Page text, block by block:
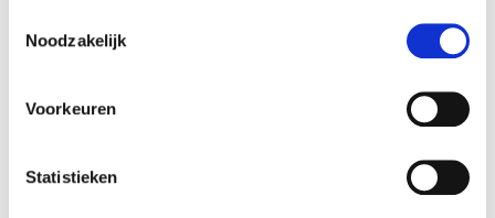
Noodzakelijk
Voorkeuren
Statistieken